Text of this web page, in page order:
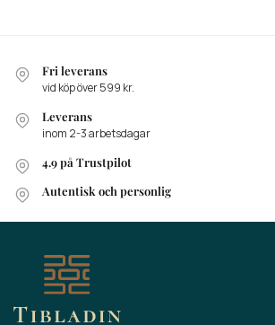
Fri leverans
vid köp över 599 kr.
Leverans
inom 2-3 arbetsdagar
4.9 på Trustpilot
Autentisk och personlig